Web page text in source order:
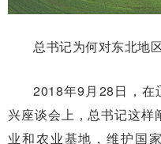
总书记为何对东北地
2018年9月28日，在
兴座谈会上，总书记这样
业和农业基地，维护国